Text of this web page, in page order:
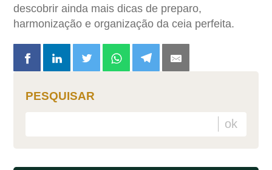
descobrir ainda mais dicas de preparo,
harmonização e organização da ceia perfeita.
PESQUISAR